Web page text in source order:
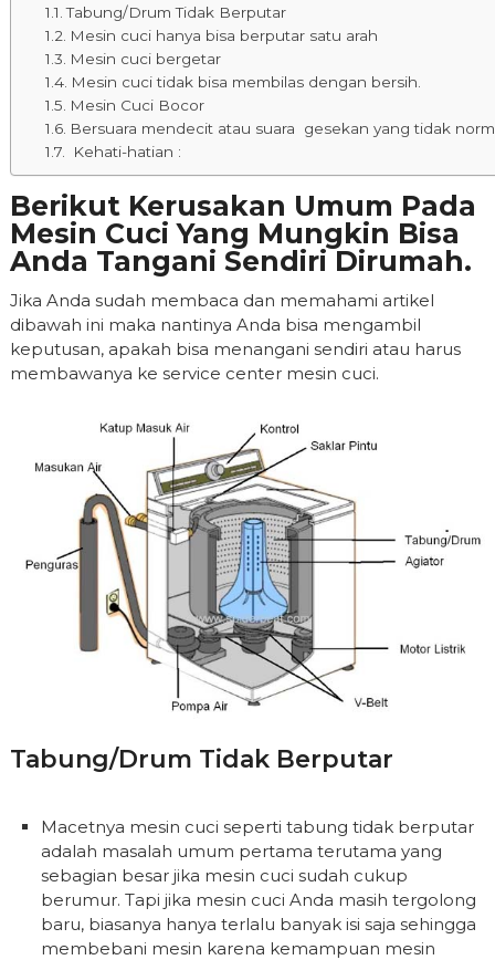
Tabung/Drum Tidak Berputar
Mesin cuci hanya bisa berputar satu arah
Mesin cuci bergetar
Mesin cuci tidak bisa membilas dengan bersih.
Mesin Cuci Bocor
Bersuara mendecit atau suara gesekan yang tidak
Kehati-hatian :
Berikut Kerusakan Umum Pada
Mesin Cuci Yang Mungkin Bisa
Anda Tangani Sendiri Dirumah.
Jika Anda sudah membaca dan memahami artikel
dibawah ini maka nantinya Anda bisa mengambil
keputusan, apakah bisa menangani sendiri atau harus
membawanya ke service center mesin cuci.
Tabung/Drum Tidak Berputar
Macetnya mesin cuci seperti tabung tidak berputar
adalah masalah umum pertama terutama yang
sebagian besar jika mesin cuci sudah cukup
berumur. Tapi jika mesin cuci Anda masih tergolong
baru, biasanya hanya terlalu banyak isi saja sehingga
membebani mesin karena kemampuan mesin